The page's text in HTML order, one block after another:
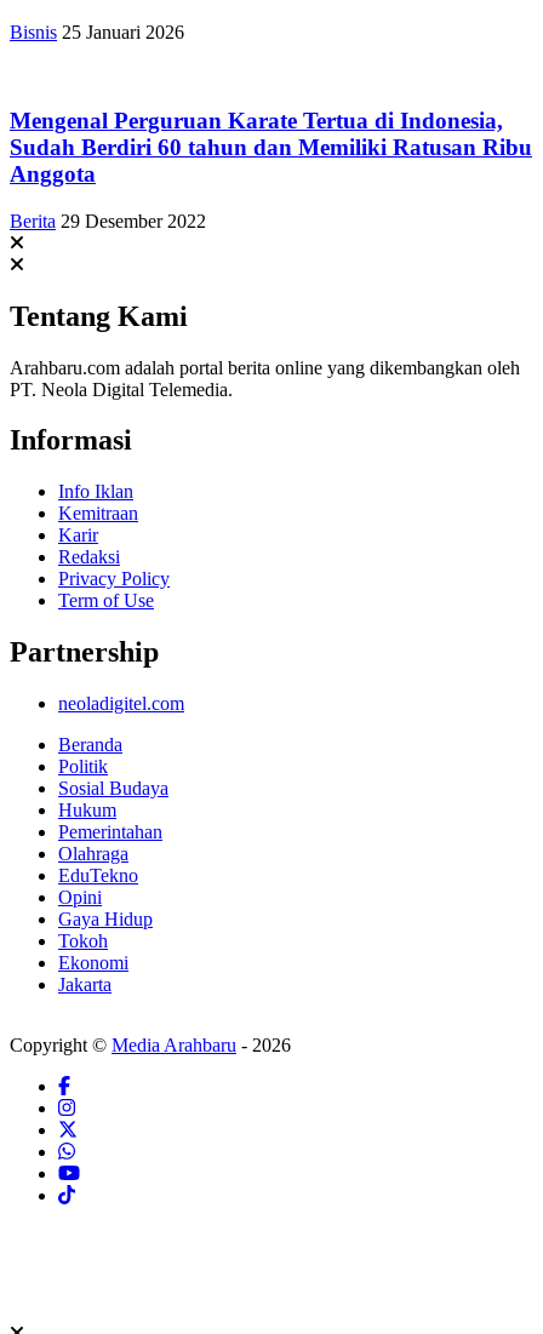
Bisnis 25 Januari 2026
Mengenal Perguruan Karate Tertua di Indonesia,
Sudah Berdiri 60 tahun dan Memiliki Ratusan Ribu
Anggota
Berita 29 Desember 2022
Tentang Kami
Arahbaru.com adalah portal berita online yang dikembangkan oleh
PT. Neola Digital Telemedia.
Informasi
Info Iklan
Kemitraan
Karir
Redaksi
Privacy Policy
Term of Use
Partnership
neoladigitel.com
Beranda
Politik
Sosial Budaya
Hukum
Pemerintahan
Olahraga
EduTekno
Opini
Gaya Hidup
Tokoh
Ekonomi
Jakarta
Copyright © Media Arahbaru - 2026